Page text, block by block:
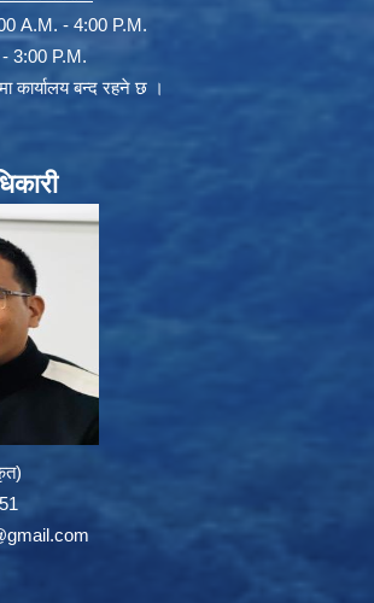
A.M. - 4:00 P.M.
3:00 P.M.
कार्यालय बन्द रहने छ ।